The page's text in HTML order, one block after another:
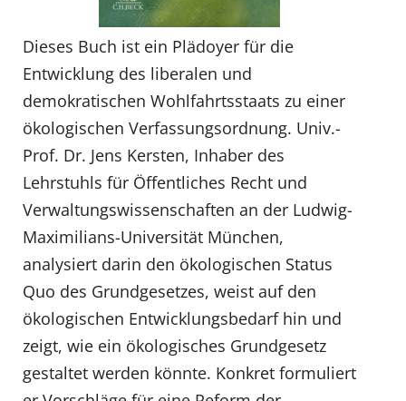
Dieses Buch ist ein Plädoyer für die
Entwicklung des liberalen und
demokratischen Wohlfahrtsstaats zu einer
ökologischen Verfassungsordnung. Univ.-
Prof. Dr. Jens Kersten, Inhaber des
Lehrstuhls für Öffentliches Recht und
Verwaltungswissenschaften an der Ludwig-
Maximilians-Universität München,
analysiert darin den ökologischen Status
Quo des Grundgesetzes, weist auf den
ökologischen Entwicklungsbedarf hin und
zeigt, wie ein ökologisches Grundgesetz
gestaltet werden könnte. Konkret formuliert